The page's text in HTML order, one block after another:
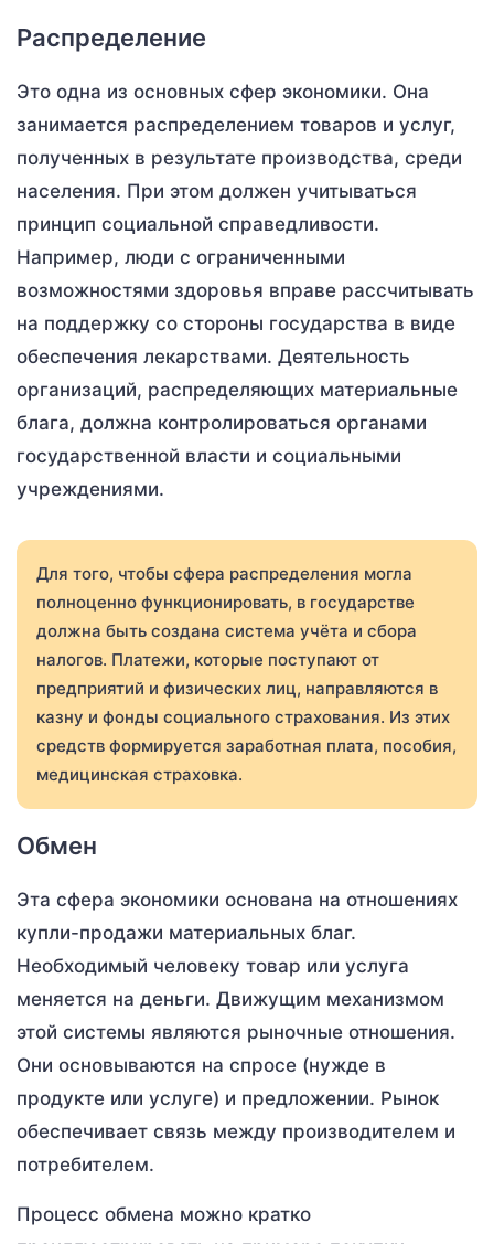
Распределение
Это одна из основных сфер экономики. Она
занимается распределением товаров и услуг,
полученных в результате производства, среди
населения. При этом должен учитываться
принцип социальной справедливости.
Например, люди с ограниченными
возможностями здоровья вправе рассчитывать
на поддержку со стороны государства в виде
обеспечения лекарствами. Деятельность
организаций, распределяющих материальные
блага, должна контролироваться органами
государственной власти и социальными
учреждениями.
Для того, чтобы сфера распределения могла
полноценно функционировать, в государстве
должна быть создана система учёта и сбора
налогов. Платежи, которые поступают от
предприятий и физических лиц, направляются в
казну и фонды социального страхования. Из этих
средств формируется заработная плата, пособия,
медицинская страховка.
Обмен
Эта сфера экономики основана на отношениях
купли-продажи материальных благ.
Необходимый человеку товар или услуга
меняется на деньги. Движущим механизмом
этой системы являются рыночные отношения.
Они основываются на спросе (нужде в
продукте или услуге) и предложении. Рынок
обеспечивает связь между производителем и
потребителем.
Процесс обмена можно кратко